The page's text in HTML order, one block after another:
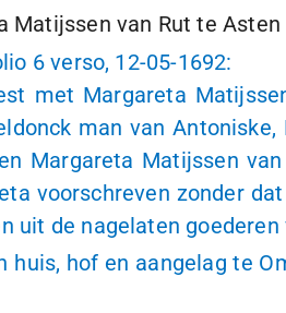
Matijssen van Rut te Asten
6 verso, 12-05-1692:
met Margareta
man van
Margareta Matijssen
voorschreven zonder
uit de nagelaten
huis, hof en aangelag te